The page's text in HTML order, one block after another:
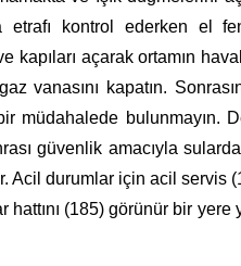
etrafı kontrol ederken el
açarak ortamın
az vanasını kapatın.
müdahalede bulunmayın.
güvenlik amacıyla
Acil durumlar için acil servis
(185) görünür bir